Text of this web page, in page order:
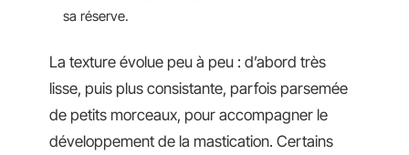
sa réserve.
La texture évolue peu à peu : d’abord très
lisse, puis plus consistante, parfois parsemée
de petits morceaux, pour accompagner le
développement de la mastication. Certains